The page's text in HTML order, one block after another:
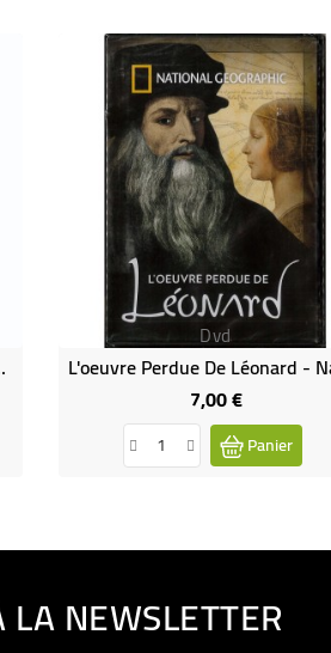
L'esprit Saint
Dvd
7,00 €Prix
Panier
NEWSLETTER